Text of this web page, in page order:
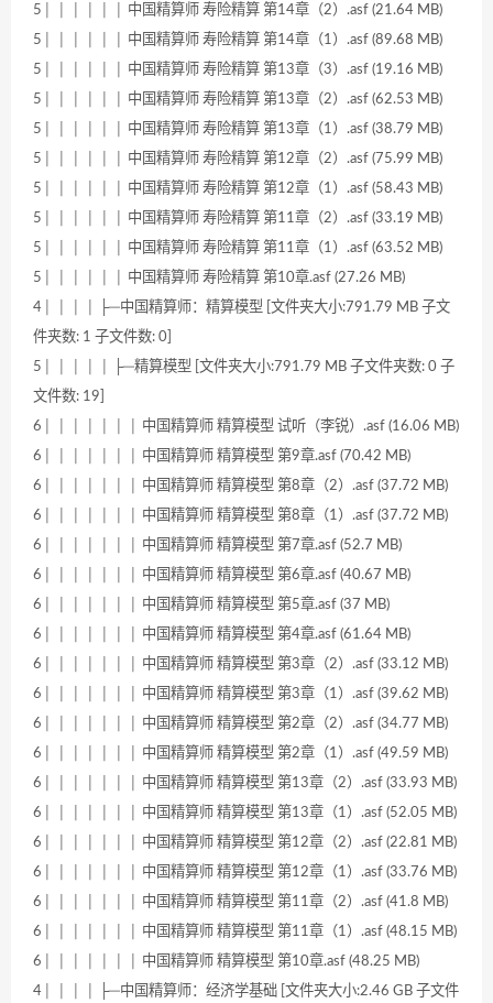
5│ │ │ │ │ │ 中国精算师 寿险精算 第14章（2）.asf (21.64 MB)
5│ │ │ │ │ │ 中国精算师 寿险精算 第14章（1）.asf (89.68 MB)
5│ │ │ │ │ │ 中国精算师 寿险精算 第13章（3）.asf (19.16 MB)
5│ │ │ │ │ │ 中国精算师 寿险精算 第13章（2）.asf (62.53 MB)
5│ │ │ │ │ │ 中国精算师 寿险精算 第13章（1）.asf (38.79 MB)
5│ │ │ │ │ │ 中国精算师 寿险精算 第12章（2）.asf (75.99 MB)
5│ │ │ │ │ │ 中国精算师 寿险精算 第12章（1）.asf (58.43 MB)
5│ │ │ │ │ │ 中国精算师 寿险精算 第11章（2）.asf (33.19 MB)
5│ │ │ │ │ │ 中国精算师 寿险精算 第11章（1）.asf (63.52 MB)
5│ │ │ │ │ │ 中国精算师 寿险精算 第10章.asf (27.26 MB)
4│ │ │ │ ├─中国精算师：精算模型 [文件夹大小:791.79 MB 子文
件夹数: 1 子文件数: 0]
5│ │ │ │ │ ├─精算模型 [文件夹大小:791.79 MB 子文件夹数: 0 子
文件数: 19]
6│ │ │ │ │ │ │ 中国精算师 精算模型 试听（李锐）.asf (16.06 MB)
6│ │ │ │ │ │ │ 中国精算师 精算模型 第9章.asf (70.42 MB)
6│ │ │ │ │ │ │ 中国精算师 精算模型 第8章（2）.asf (37.72 MB)
6│ │ │ │ │ │ │ 中国精算师 精算模型 第8章（1）.asf (37.72 MB)
6│ │ │ │ │ │ │ 中国精算师 精算模型 第7章.asf (52.7 MB)
6│ │ │ │ │ │ │ 中国精算师 精算模型 第6章.asf (40.67 MB)
6│ │ │ │ │ │ │ 中国精算师 精算模型 第5章.asf (37 MB)
6│ │ │ │ │ │ │ 中国精算师 精算模型 第4章.asf (61.64 MB)
6│ │ │ │ │ │ │ 中国精算师 精算模型 第3章（2）.asf (33.12 MB)
6│ │ │ │ │ │ │ 中国精算师 精算模型 第3章（1）.asf (39.62 MB)
6│ │ │ │ │ │ │ 中国精算师 精算模型 第2章（2）.asf (34.77 MB)
6│ │ │ │ │ │ │ 中国精算师 精算模型 第2章（1）.asf (49.59 MB)
6│ │ │ │ │ │ │ 中国精算师 精算模型 第13章（2）.asf (33.93 MB)
6│ │ │ │ │ │ │ 中国精算师 精算模型 第13章（1）.asf (52.05 MB)
6│ │ │ │ │ │ │ 中国精算师 精算模型 第12章（2）.asf (22.81 MB)
6│ │ │ │ │ │ │ 中国精算师 精算模型 第12章（1）.asf (33.76 MB)
6│ │ │ │ │ │ │ 中国精算师 精算模型 第11章（2）.asf (41.8 MB)
6│ │ │ │ │ │ │ 中国精算师 精算模型 第11章（1）.asf (48.15 MB)
6│ │ │ │ │ │ │ 中国精算师 精算模型 第10章.asf (48.25 MB)
4│ │ │ │ ├─中国精算师：经济学基础 [文件夹大小:2.46 GB 子文件